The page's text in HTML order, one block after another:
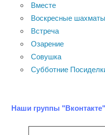
Вместе
Воскресные шахматы
Встреча
Озарение
Совушка
Субботние
Наши группы "Вконтакте"